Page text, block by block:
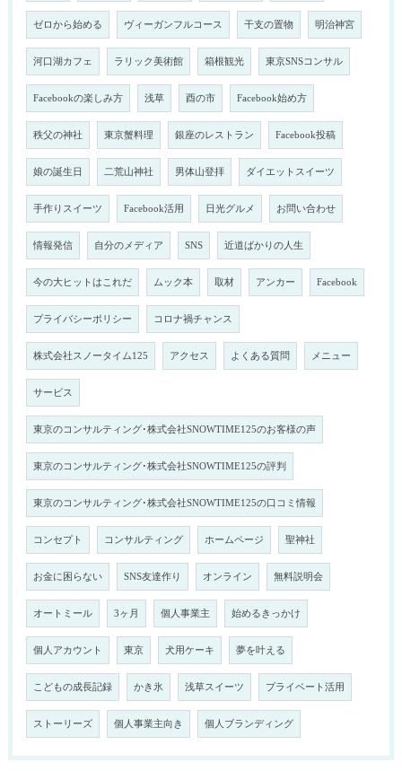
ゼロから始める ヴィーガンフルコース 干支の置物 明治神宮
河口湖カフェ ラリック美術館 箱根観光 東京SNSコンサル
Facebookの楽しみ方 浅草 酉の市 Facebook始め方
秩父の神社 東京蟹料理 銀座のレストラン Facebook投稿
娘の誕生日 二荒山神社 男体山登拝 ダイエットスイーツ
手作りスイーツ Facebook活用 日光グルメ お問い合わせ
情報発信 自分のメディア SNS 近道ばかりの人生
今の大ヒットはこれだ ムック本 取材 アンカー Facebook
プライバシーポリシー コロナ禍チャンス
株式会社スノータイム125 アクセス よくある質問 メニュー
サービス
東京のコンサルティング･株式会社SNOWTIME125のお客様の声
東京のコンサルティング･株式会社SNOWTIME125の評判
東京のコンサルティング･株式会社SNOWTIME125の口コミ情報
コンセプト コンサルティング ホームページ 聖神社
お金に困らない SNS友達作り オンライン 無料説明会
オートミール 3ヶ月 個人事業主 始めるきっかけ
個人アカウント 東京 犬用ケーキ 夢を叶える
こどもの成長記録 かき氷 浅草スイーツ プライベート活用
ストーリーズ 個人事業主向き 個人ブランディング